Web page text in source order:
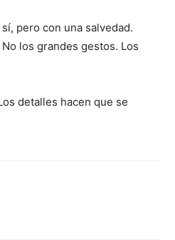
pero con una salvedad.
los grandes gestos. Los
detalles hacen que se